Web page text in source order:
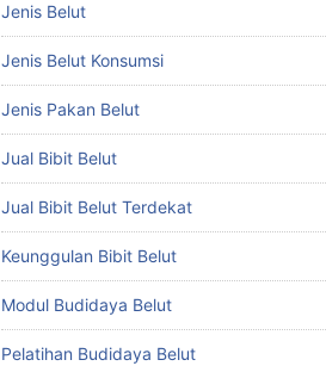
Jenis Belut
Jenis Belut Konsumsi
Jenis Pakan Belut
Jual Bibit Belut
Jual Bibit Belut Terdekat
Keunggulan Bibit Belut
Modul Budidaya Belut
Pelatihan Budidaya Belut